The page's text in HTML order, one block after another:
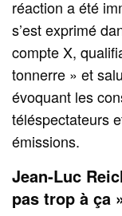
réaction a été
s’est exprimé
compte X,
tonnerre » et
évoquant les
téléspectateurs
émissions.
Jean‑Luc
pas trop à ça